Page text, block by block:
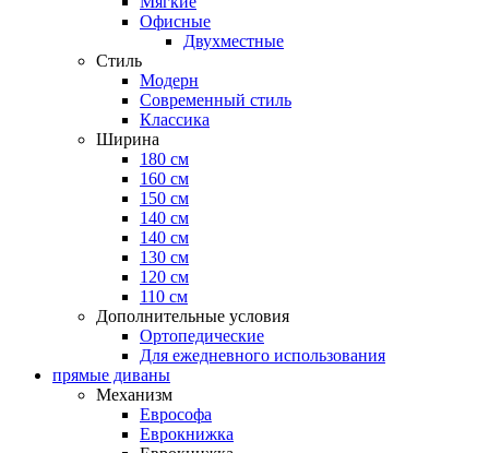
Офисные
Двухместные
Стиль
Модерн
Современный стиль
Классика
Ширина
180 см
160 см
150 см
140 см
140 см
130 см
120 см
110 см
Дополнительные условия
Ортопедические
Для ежедневного использования
прямые диваны
Механизм
Еврософа
Еврокнижка